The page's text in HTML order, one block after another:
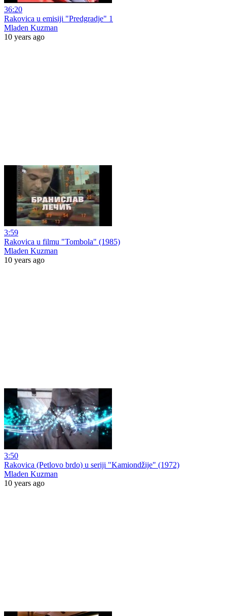
36:20
Rakovica u emisiji "Predgradje" 1
Mladen Kuzman
10 years ago
3:59
Rakovica u filmu "Tombola" (1985)
Mladen Kuzman
10 years ago
3:50
Rakovica (Petlovo brdo) u seriji "Kamiondžije" (1972)
Mladen Kuzman
10 years ago